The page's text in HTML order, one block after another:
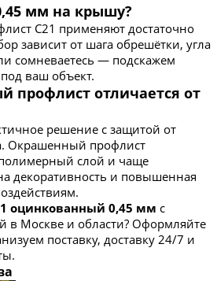
мм на крышу?
С21 применяют достаточно
зависит от шага обрешётки, угла
сомневаетесь — подскажем
ваш объект.
профлист отличается от
решение с защитой от
Окрашенный профлист
слой и чаще
декоративность и повышенная
оцинкованный 0,45 мм с
в Москве и области? Оформляйте
поставку, доставку 24/7 и